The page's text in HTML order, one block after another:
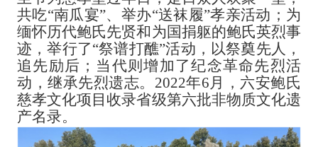
共吃“南瓜宴”、举办“送袜履”孝亲活动；为
缅怀历代鲍氏先贤和为国捐躯的鲍氏英烈事
迹，举行了“祭谱打醮”活动，以祭奠先人，
追先励后；当代则增加了纪念革命先烈活
动，继承先烈遗志。2022年6月，六安鲍氏
慈孝文化项目收录省级第六批非物质文化遗
产名录。